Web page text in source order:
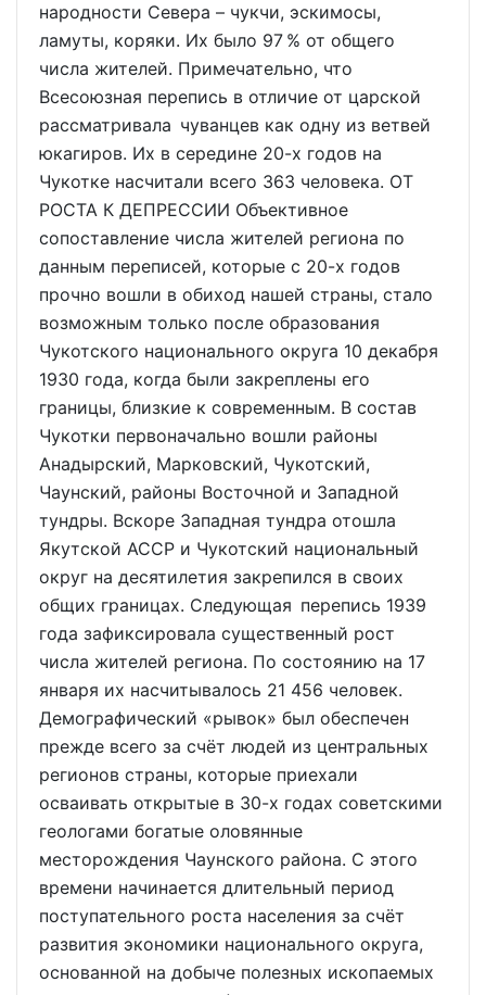
народности Севера – чукчи, эскимосы,
ламуты, коряки. Их было 97 % от общего
числа жителей. Примечательно, что
Всесоюзная перепись в отличие от царской
рассматривала чуванцев как одну из ветвей
юкагиров. Их в середине 20-х годов на
Чукотке насчитали всего 363 человека. ОТ
РОСТА К ДЕПРЕССИИ Объективное
сопоставление числа жителей региона по
данным переписей, которые с 20-х годов
прочно вошли в обиход нашей страны, стало
возможным только после образования
Чукотского национального округа 10 декабря
1930 года, когда были закреплены его
границы, близкие к современным. В состав
Чукотки первоначально вошли районы
Анадырский, Марковский, Чукотский,
Чаунский, районы Восточной и Западной
тундры. Вскоре Западная тундра отошла
Якутской АССР и Чукотский национальный
округ на десятилетия закрепился в своих
общих границах. Следующая перепись 1939
года зафиксировала существенный рост
числа жителей региона. По состоянию на 17
января их насчитывалось 21 456 человек.
Демографический «рывок» был обеспечен
прежде всего за счёт людей из центральных
регионов страны, которые приехали
осваивать открытые в 30-х годах советскими
геологами богатые оловянные
месторождения Чаунского района. С этого
времени начинается длительный период
поступательного роста населения за счёт
развития экономики национального округа,
основанной на добыче полезных ископаемых